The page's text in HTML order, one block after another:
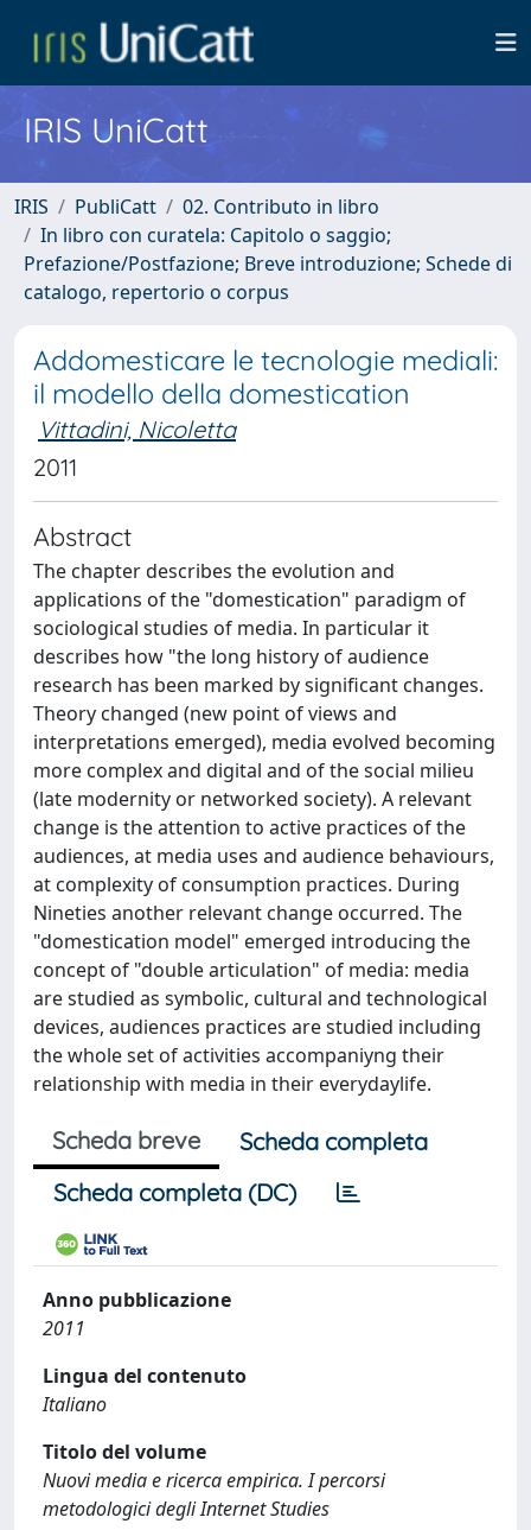
IRIS UniCatt
IRIS PubliCatt
02. Contributo in libro
In libro con curatela: Capitolo o saggio;
Prefazione/Postfazione; Breve introduzione; Schede di
catalogo, repertorio o corpus
Addomesticare le tecnologie mediali:
il modello della domestication
Vittadini, Nicoletta
2011
Abstract
The chapter describes the evolution and
applications of the "domestication" paradigm of
sociological studies of media. In particular it
describes how "the long history of audience
research has been marked by significant changes.
Theory changed (new point of views and
interpretations emerged), media evolved becoming
more complex and digital and of the social milieu
(late modernity or networked society). A relevant
change is the attention to active practices of the
audiences, at media uses and audience behaviours,
at complexity of consumption practices. During
Nineties another relevant change occurred. The
"domestication model" emerged introducing the
concept of "double articulation" of media: media
are studied as symbolic, cultural and technological
devices, audiences practices are studied including
the whole set of activities accompaniyng their
relationship with media in their everydaylife.
Scheda breve
Scheda completa
Scheda completa (DC)
Anno pubblicazione
2011
Lingua del contenuto
Italiano
Titolo del volume
Nuovi media e ricerca empirica. I percorsi
metodologici degli Internet Studies